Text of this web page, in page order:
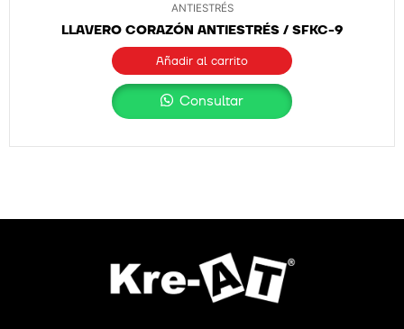
ANTIESTRÉS
LLAVERO CORAZÓN ANTIESTRÉS / SFKC-9
Añadir al carrito
Consultar